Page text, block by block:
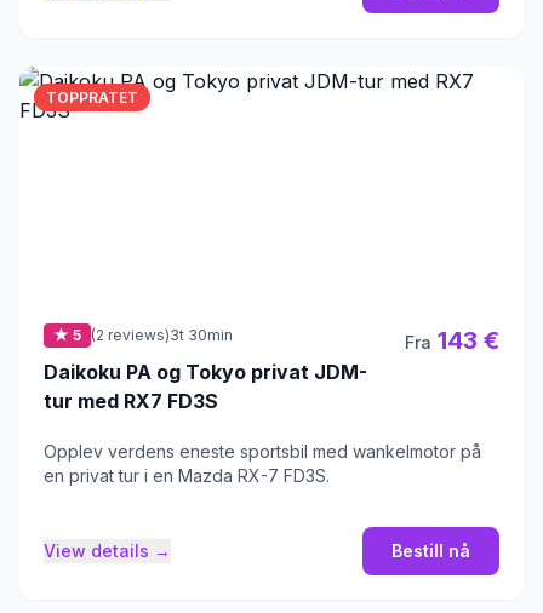
TOPPRATET
★ 5 (2 reviews)3t 30min
Daikoku PA og Tokyo privat JDM-
tur med RX7 FD3S
Fra 143 €
Opplev verdens eneste sportsbil med wankelmotor på
en privat tur i en Mazda RX-7 FD3S.
View details → Bestill nå